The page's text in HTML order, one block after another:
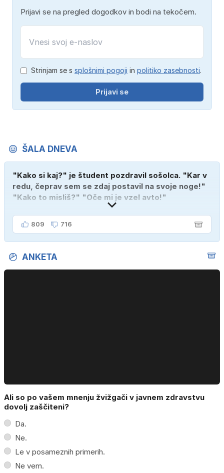
Prijavi se na pregled dogodkov in bodi na tekočem.
Strinjam se s splošnimi pogoji in politiko zasebnosti.
Prijavi se
ŠALA DNEVA
"Kako si kaj?" je študent pozdravil sošolca. "Kar v
redu, čeprav sem se zdaj postavil na svoje noge!"
"Kako to misliš?" "Oče mi je vzel avto!"
809 716
ANKETA
Ali so po vašem mnenju žvižgači v javnem zdravstvu
dovolj zaščiteni?
Da.
Ne.
Le v posameznih primerih.
Ne vem.